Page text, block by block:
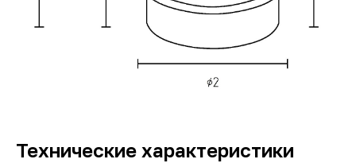
Технические характеристики